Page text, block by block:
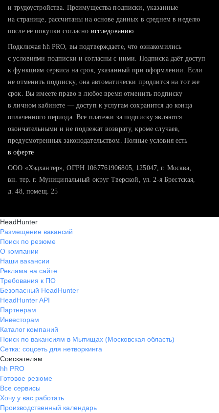
тратите много времени на поиск и вручную поднимаете
хотите сравнить себя с конкурентами и оценить шансы
и трудоустройства. Преимущества подписки, указанные
на странице, рассчитаны на основе данных в среднем в неделю
после её покупки согласно исследованию
Подключая hh PRO, вы подтверждаете, что ознакомились
с условиями подписки и согласны с ними. Подписка даёт доступ
к функциям сервиса на срок, указанный при оформлении. Если
не отменить подписку, она автоматически продлится на тот же
срок. Вы имеете право в любое время отменить подписку
в личном кабинете — доступ к услугам сохранится до конца
оплаченного периода. Все платежи за подписку являются
окончательными и не подлежат возврату, кроме случаев,
предусмотренных законодательством. Полные условия есть
в оферте
ООО «Хэдхантер», ОГРН 1067761906805, 125047, г. Москва,
вн. тер. г. Муниципальный округ Тверской, ул. 2-я Брестская,
д. 48, помещ. 25
HeadHunter
Размещение вакансий
Поиск по резюме
О компании
Наши вакансии
Реклама на сайте
Требования к ПО
Безопасный HeadHunter
HeadHunter API
Партнерам
Инвесторам
Каталог компаний
Поиск по вакансиям в Мытищах (Московская область)
Сетка: соцсеть для нетворкинга
Соискателям
hh PRO
Готовое резюме
Все сервисы
Хочу у вас работать
Производственный календарь